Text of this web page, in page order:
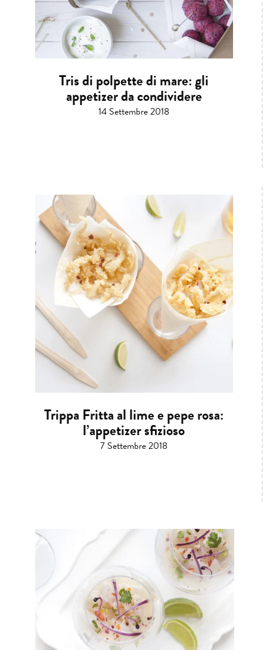
Tris di polpette di mare: gli
appetizer da condividere
14 Settembre 2018
Trippa Fritta al lime e pepe rosa:
l’appetizer sfizioso
7 Settembre 2018